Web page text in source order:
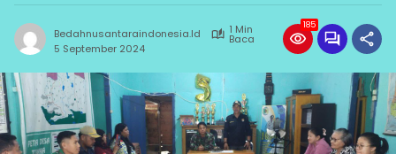
Bedahnusantaraindonesia.id 1 Min
Baca
5 September 2024
185